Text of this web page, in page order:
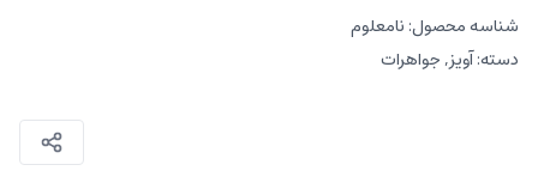
شناسه محصول: نامعلوم
دسته:آویز,جواهرات